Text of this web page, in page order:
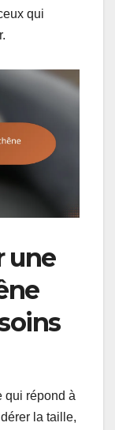
qui
une
qui répond à
la taille,